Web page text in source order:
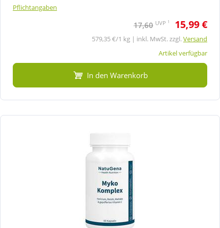
Pflichtangaben
17,60 UVP 1 15,99 €
579,35 €/1 kg | inkl. MwSt. zzgl.Versand
Artikel verfügbar
In den Warenkorb